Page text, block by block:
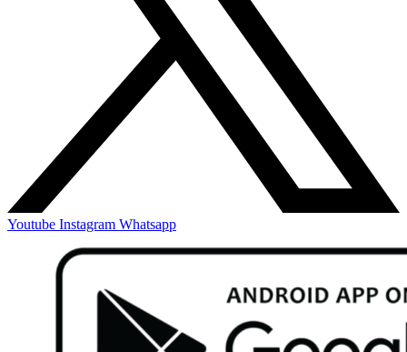
Youtube Instagram Whatsapp